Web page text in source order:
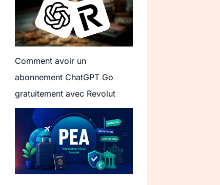
Comment avoir un
abonnement ChatGPT Go
gratuitement avec Revolut